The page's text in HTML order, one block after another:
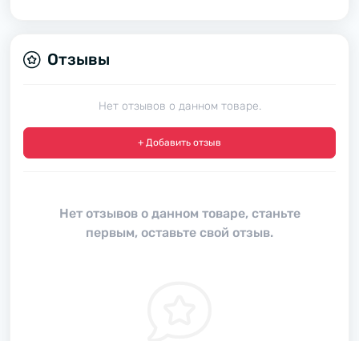
Отзывы
Нет отзывов о данном товаре.
+ Добавить отзыв
Нет отзывов о данном товаре, станьте
первым, оставьте свой отзыв.